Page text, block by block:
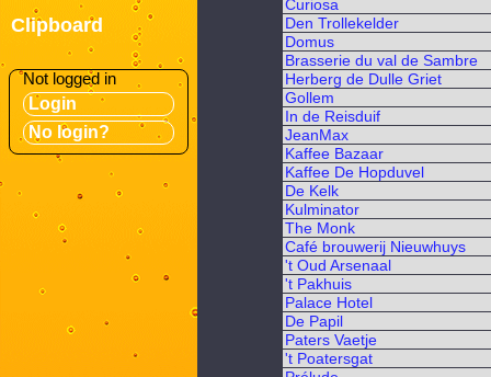
Clipboard
Not logged in
Login
No login?
Curiosa
Den Trollekelder
Domus
Brasserie du val de Sambre
Herberg de Dulle Griet
Gollem
In de Reisduif
JeanMax
Kaffee Bazaar
Kaffee De Hopduvel
De Kelk
Kulminator
The Monk
Café brouwerij Nieuwhuys
't Oud Arsenaal
't Pakhuis
Palace Hotel
De Papil
Paters Vaetje
't Poatersgat